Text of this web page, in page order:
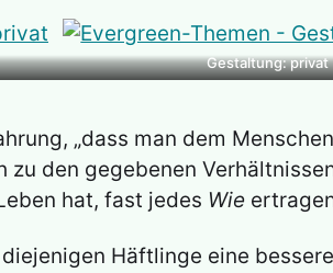
Gestaltung: privat
„dass man dem
den gegebenen
hat, fast jedes Wie
Häftlinge eine